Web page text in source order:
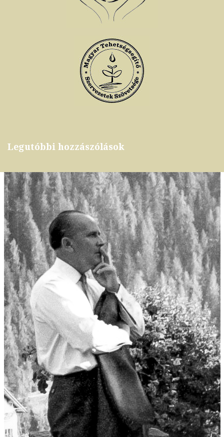
Legutóbbi hozzászólások